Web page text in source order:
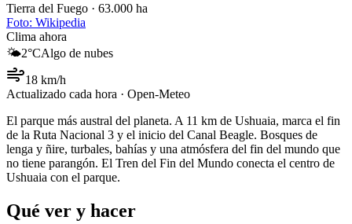
Tierra del Fuego · 63.000 ha
Foto: Wikipedia
Clima ahora
🌤️2°CAlgo de nubes
18 km/h
Actualizado cada hora · Open-Meteo
El parque más austral del planeta. A 11 km de Ushuaia, marca el fin
de la Ruta Nacional 3 y el inicio del Canal Beagle. Bosques de
lenga y ñire, turbales, bahías y una atmósfera del fin del mundo que
no tiene parangón. El Tren del Fin del Mundo conecta el centro de
Ushuaia con el parque.
Qué ver y hacer